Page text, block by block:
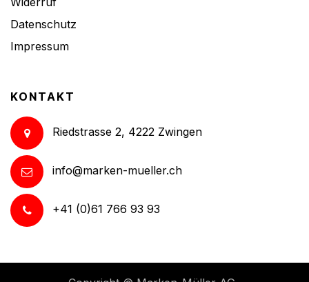
Datenschutz
Impressum
KONTAKT
Riedstrasse 2, 4222 Zwingen
info@marken-mueller.ch
+41 (0)61 766 93 93